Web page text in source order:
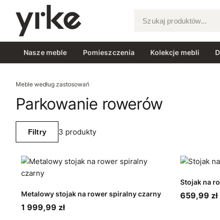
Szukaj produktów...
Nasze meble Pomieszczenia Kolekcje mebli
Meble według zastosowań
Parkowanie rowerów
Filtry 3 produkty
Metalowy stojak na rower spiralny czarny
1 999,99 zł
Stojak na
659,99 zł